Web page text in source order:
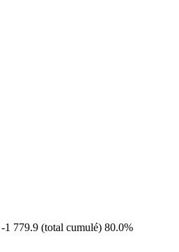
1 779.9 (total cumulé) 80.0%